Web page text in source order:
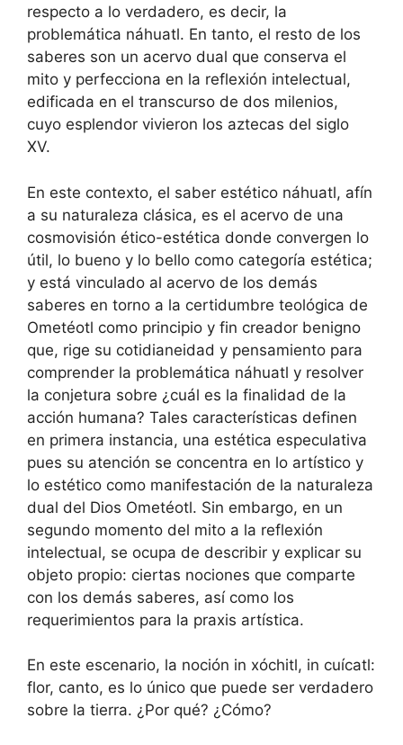
respecto a lo verdadero, es decir, la
problemática náhuatl. En tanto, el resto de los
saberes son un acervo dual que conserva el
mito y perfecciona en la reflexión intelectual,
edificada en el transcurso de dos milenios,
cuyo esplendor vivieron los aztecas del siglo
XV.
En este contexto, el saber estético náhuatl, afín
a su naturaleza clásica, es el acervo de una
cosmovisión ético-estética donde convergen lo
útil, lo bueno y lo bello como categoría estética;
y está vinculado al acervo de los demás
saberes en torno a la certidumbre teológica de
Ometéotl como principio y fin creador benigno
que, rige su cotidianeidad y pensamiento para
comprender la problemática náhuatl y resolver
la conjetura sobre ¿cuál es la finalidad de la
acción humana? Tales características definen
en primera instancia, una estética especulativa
pues su atención se concentra en lo artístico y
lo estético como manifestación de la naturaleza
dual del Dios Ometéotl. Sin embargo, en un
segundo momento del mito a la reflexión
intelectual, se ocupa de describir y explicar su
objeto propio: ciertas nociones que comparte
con los demás saberes, así como los
requerimientos para la praxis artística.
En este escenario, la noción in xóchitl, in cuícatl:
flor, canto, es lo único que puede ser verdadero
sobre la tierra. ¿Por qué? ¿Cómo?